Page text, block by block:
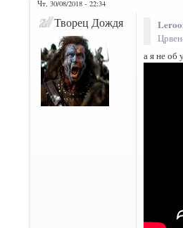
Чт, 30/08/2018 - 22:34
Творец Дождя
а я не об